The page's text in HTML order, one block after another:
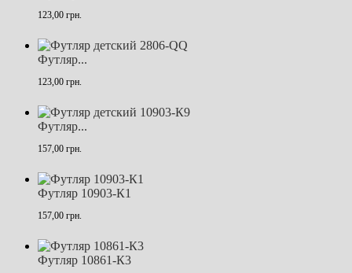
123,00 грн.
Футляр...
123,00 грн.
Футляр...
157,00 грн.
Футляр 10903-К1
157,00 грн.
Футляр 10861-К3